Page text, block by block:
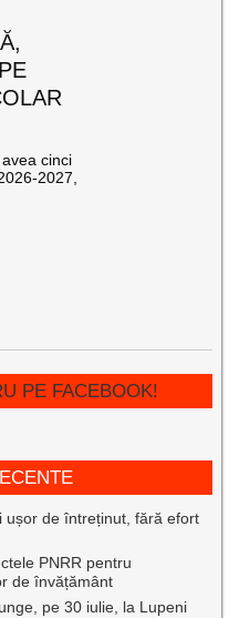
cinci
2027,
PE FACEBOOK!
ușor de întreținut, fără efort
PNRR pentru
de învățământ
pe 30 iulie, la Lupeni